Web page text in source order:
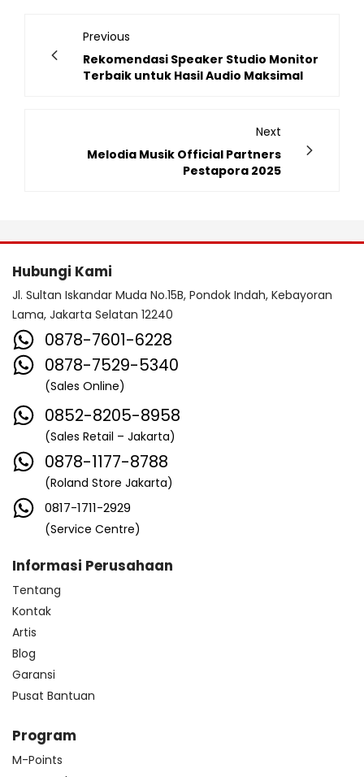
Previous
Rekomendasi Speaker Studio Monitor
Terbaik untuk Hasil Audio Maksimal
Next
Melodia Musik Official Partners
Pestapora 2025
Hubungi Kami
Jl. Sultan Iskandar Muda No.15B, Pondok Indah, Kebayoran
Lama, Jakarta Selatan 12240
0878-7601-6228
0878-7529-5340
(Sales Online)
0852-8205-8958
(Sales Retail – Jakarta)
0878-1177-8788
(Roland Store Jakarta)
0817-1711-2929
(Service Centre)
Informasi Perusahaan
Tentang
Kontak
Artis
Blog
Garansi
Pusat Bantuan
Program
M-Points